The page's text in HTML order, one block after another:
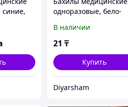
синие,
одноразовые, бело-
В наличии
21 ₸
Купить
Diyarsham